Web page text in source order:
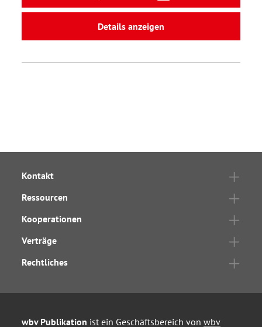
Details anzeigen
Kontakt
Ressourcen
Kooperationen
Verträge
Rechtliches
wbv Publikation ist ein Geschäftsbereich von wbv